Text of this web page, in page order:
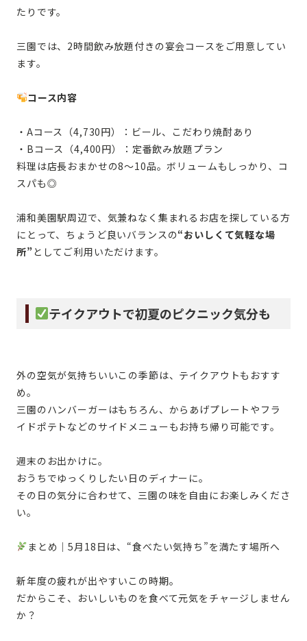
たりです。
三園では、2時間飲み放題付きの宴会コースをご用意してい
ます。
コース内容
・Aコース（4,730円）：ビール、こだわり焼酎あり
・Bコース（4,400円）：定番飲み放題プラン
料理は店長おまかせの8〜10品。ボリュームもしっかり、コ
スパも◎
浦和美園駅周辺で、気兼ねなく集まれるお店を探している方
にとって、ちょうど良いバランスの“おいしくて気軽な場
所”としてご利用いただけます。
テイクアウトで初夏のピクニック気分も
外の空気が気持ちいいこの季節は、テイクアウトもおすす
め。
三園のハンバーガーはもちろん、からあげプレートやフラ
イドポテトなどのサイドメニューもお持ち帰り可能です。
週末のお出かけに。
おうちでゆっくりしたい日のディナーに。
その日の気分に合わせて、三園の味を自由にお楽しみくださ
い。
まとめ｜5月18日は、“食べたい気持ち”を満たす場所へ
新年度の疲れが出やすいこの時期。
だからこそ、おいしいものを食べて元気をチャージしません
か？